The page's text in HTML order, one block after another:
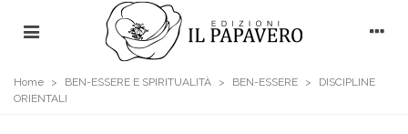
Home > BEN-ESSERE E SPIRITUALITÀ > BEN-ESSERE >
DISCIPLINE
ORIENTALI